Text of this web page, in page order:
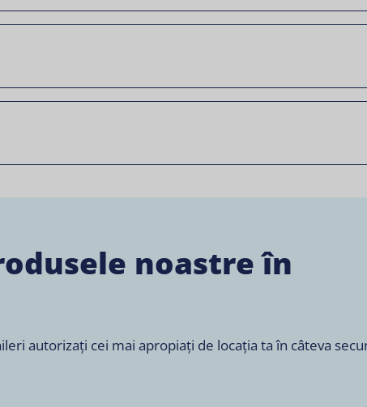
noastre în
autorizați cei mai apropiați de locația ta în câteva